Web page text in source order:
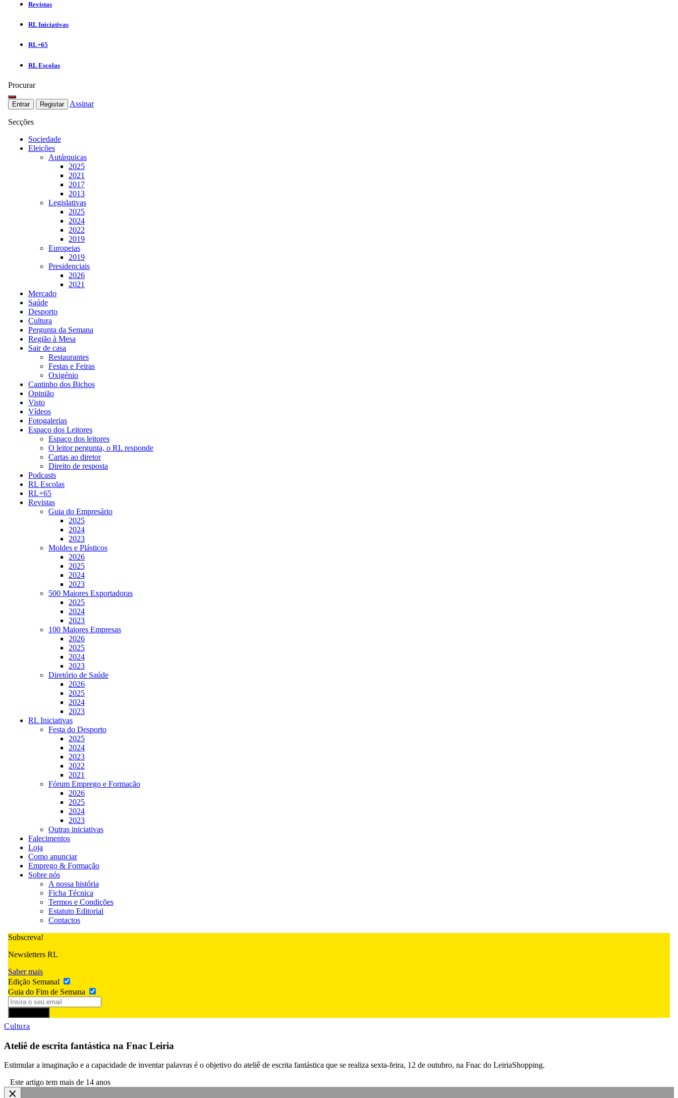
Revistas
RL Iniciativas
RL+65
RL Escolas
Procurar
Entrar Registar Assinar
Secções
Sociedade
Eleições
Autárquicas
2025
2021
2017
2013
Legislativas
2025
2024
2022
2019
Europeias
2019
Presidenciais
2026
2021
Mercado
Saúde
Desporto
Cultura
Pergunta da Semana
Região à Mesa
Sair de casa
Restaurantes
Festas e Feiras
Oxigénio
Cantinho dos Bichos
Opinião
Visto
Vídeos
Fotogalerias
Espaço dos Leitores
Espaço dos leitores
O leitor pergunta, o RL responde
Cartas ao diretor
Direito de resposta
Podcasts
RL Escolas
RL+65
Revistas
Guia do Empresário
2025
2024
2023
Moldes e Plásticos
2026
2025
2024
2023
500 Maiores Exportadoras
2025
2024
2023
100 Maiores Empresas
2026
2025
2024
2023
Diretório de Saúde
2026
2025
2024
2023
RL Iniciativas
Festa do Desporto
2025
2024
2023
2022
2021
Fórum Emprego e Formação
2026
2025
2024
2023
Outras iniciativas
Falecimentos
Loja
Como anunciar
Emprego & Formação
Sobre nós
A nossa história
Ficha Técnica
Termos e Condições
Estatuto Editorial
Contactos
Subscreva!
Newsletters RL
Saber mais
Edição Semanal
Guia do Fim de Semana
Cultura
Ateliê de escrita fantástica na Fnac Leiria
Estimular a imaginação e a capacidade de inventar palavras é o objetivo do ateliê de escrita fantástica que se realiza sexta-feira, 12 de outubro, na Fnac do LeiriaShopping.
Este artigo tem mais de 14 anos